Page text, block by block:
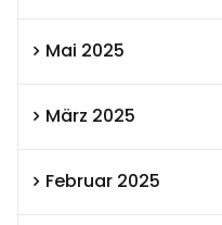
Mai 2025
März 2025
Februar 2025